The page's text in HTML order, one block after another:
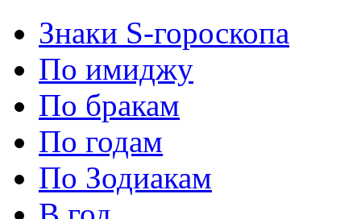
Знаки S-гороскопа
По имиджу
По бракам
По годам
По Зодиакам